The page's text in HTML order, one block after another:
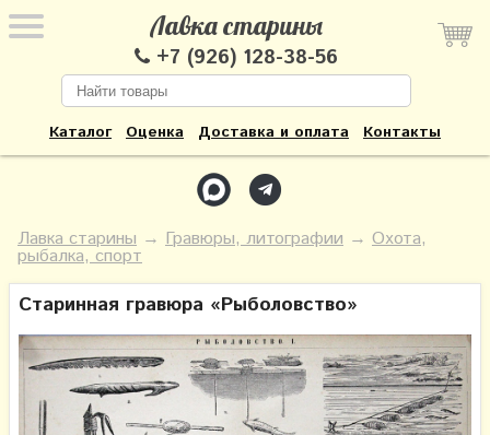
Лавка старины
+7 (926) 128-38-56
Каталог Оценка Доставка и оплата Контакты
Лавка старины → Гравюры, литографии → Охота,
рыбалка, спорт
Старинная гравюра «Рыболовство»